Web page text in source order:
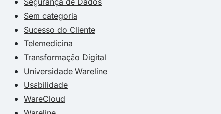
Sem categoria
Sucesso do Cliente
Telemedicina
Transformação Digital
Universidade Wareline
Usabilidade
WareCloud